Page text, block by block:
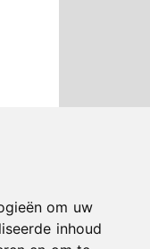
om uw
inhoud